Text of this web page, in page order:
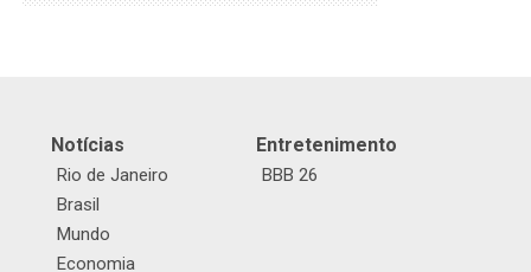
Notícias
Rio de Janeiro
Brasil
Mundo
Economia
Entretenimento
BBB 26